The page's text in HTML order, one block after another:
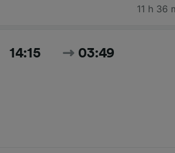
11 h 36
14:15 03:49